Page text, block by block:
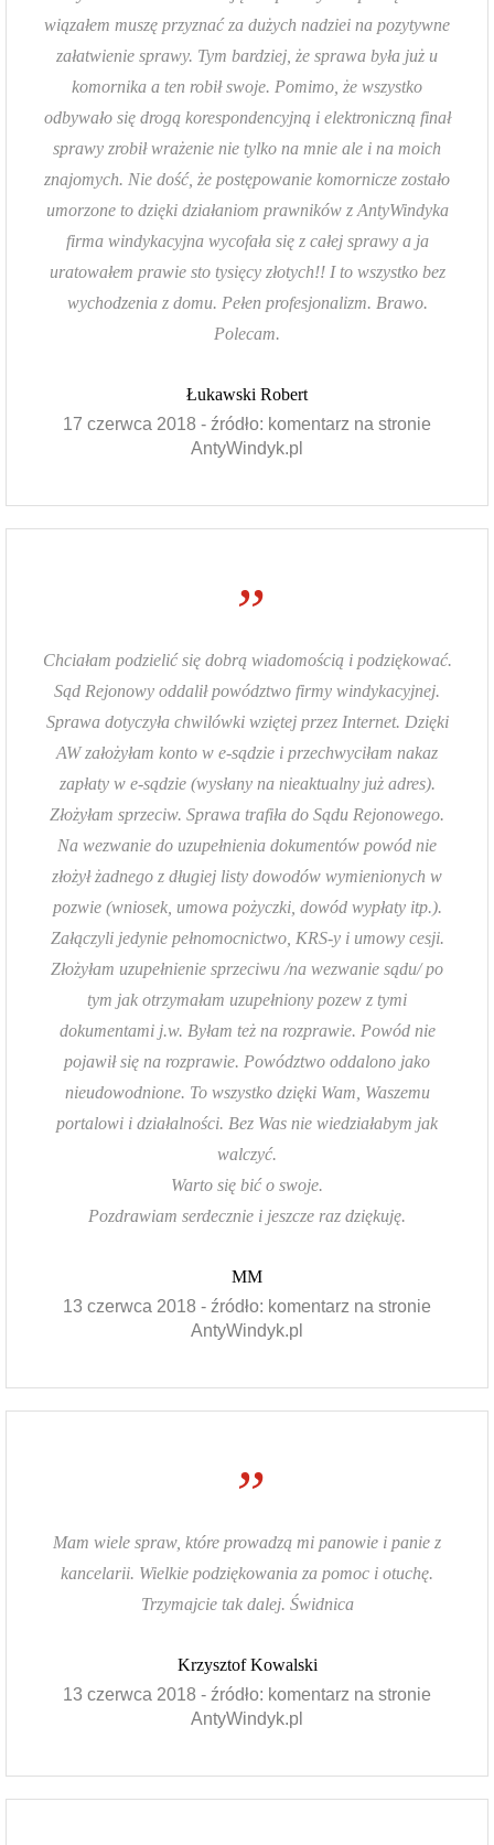
wiązałem muszę przyznać za dużych nadziei na pozytywne
załatwienie sprawy. Tym bardziej, że sprawa była już u
komornika a ten robił swoje. Pomimo, że wszystko
odbywało się drogą korespondencyjną i elektroniczną finał
sprawy zrobił wrażenie nie tylko na mnie ale i na moich
znajomych. Nie dość, że postępowanie komornicze zostało
umorzone to dzięki działaniom prawników z AntyWindyka
firma windykacyjna wycofała się z całej sprawy a ja
uratowałem prawie sto tysięcy złotych!! I to wszystko bez
wychodzenia z domu. Pełen profesjonalizm. Brawo.
Polecam.
Łukawski Robert
17 czerwca 2018 - źródło: komentarz na stronie
AntyWindyk.pl
”
Chciałam podzielić się dobrą wiadomością i podziękować.
Sąd Rejonowy oddalił powództwo firmy windykacyjnej.
Sprawa dotyczyła chwilówki wziętej przez Internet. Dzięki
AW założyłam konto w e-sądzie i przechwyciłam nakaz
zapłaty w e-sądzie (wysłany na nieaktualny już adres).
Złożyłam sprzeciw. Sprawa trafiła do Sądu Rejonowego.
Na wezwanie do uzupełnienia dokumentów powód nie
złożył żadnego z długiej listy dowodów wymienionych w
pozwie (wniosek, umowa pożyczki, dowód wypłaty itp.).
Załączyli jedynie pełnomocnictwo, KRS-y i umowy cesji.
Złożyłam uzupełnienie sprzeciwu /na wezwanie sądu/ po
tym jak otrzymałam uzupełniony pozew z tymi
dokumentami j.w. Byłam też na rozprawie. Powód nie
pojawił się na rozprawie. Powództwo oddalono jako
nieudowodnione. To wszystko dzięki Wam, Waszemu
portalowi i działalności. Bez Was nie wiedziałabym jak
walczyć.
Warto się bić o swoje.
Pozdrawiam serdecznie i jeszcze raz dziękuję.
MM
13 czerwca 2018 - źródło: komentarz na stronie
AntyWindyk.pl
”
Mam wiele spraw, które prowadzą mi panowie i panie z
kancelarii. Wielkie podziękowania za pomoc i otuchę.
Trzymajcie tak dalej. Świdnica
Krzysztof Kowalski
13 czerwca 2018 - źródło: komentarz na stronie
AntyWindyk.pl